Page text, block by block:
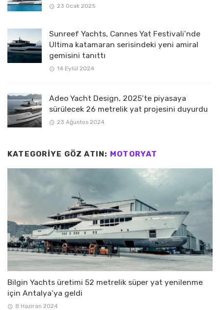
23 Ocak 2025
Sunreef Yachts, Cannes Yat Festivali’nde
Ultima katamaran serisindeki yeni amiral
gemisini tanıttı
14 Eylül 2024
Adeo Yacht Design, 2025’te piyasaya
sürülecek 26 metrelik yat projesini duyurdu
23 Ağustos 2024
KATEGORIYE GÖZ ATIN: MOTORYAT
Bilgin Yachts üretimi 52 metrelik süper yat yenilenme
için Antalya’ya geldi
8 Haziran 2024